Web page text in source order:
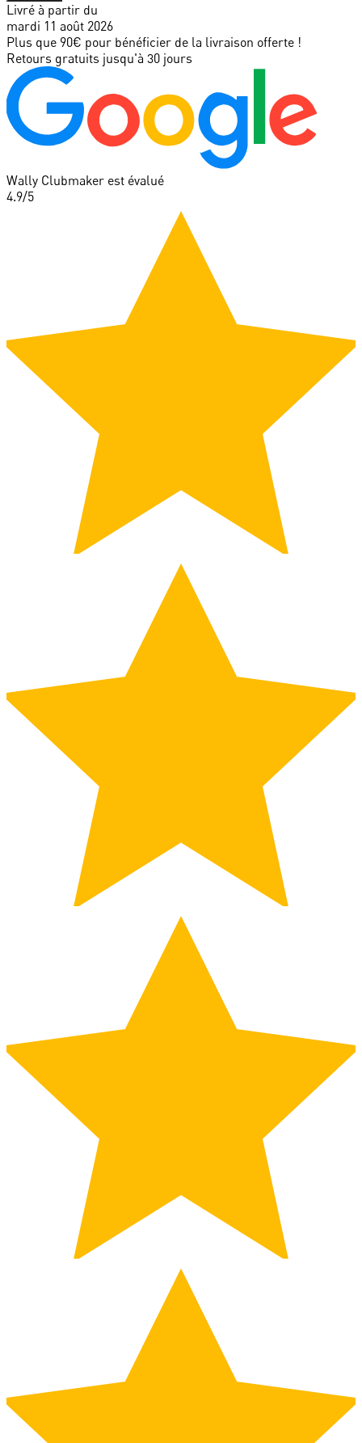
Livré à partir du
mardi 11 août 2026
Plus que 90€ pour bénéficier de la livraison offerte !
Retours gratuits jusqu'à 30 jours
Wally Clubmaker est évalué
4.9/5